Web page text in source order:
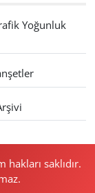
Yoğunluk
saklıdır.